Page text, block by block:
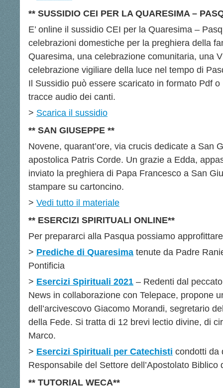
** SUSSIDIO CEI PER LA QUARESIMA –
E’ online il sussidio CEI per la Quaresima –
celebrazioni domestiche per la preghiera della
Quaresima, una celebrazione comunitaria, una
celebrazione vigiliare della luce nel tempo di
Il Sussidio può essere scaricato in formato Pdf
tracce audio dei canti.
> Scarica il sussidio
** SAN GIUSEPPE **
Novene, quarant’ore, via crucis dedicate a San
apostolica Patris Corde. Un grazie a Edda,
inviato la preghiera di Papa Francesco a San
stampare su cartoncino.
> Vedi tutto il materiale
** ESERCIZI SPIRITUALI ONLINE**
Per prepararci alla Pasqua possiamo
> Prediche di Quaresima tenute da Padre
Pontificia
> Esercizi Spirituali 2021 – Redenti dal
News in collaborazione con Telepace, propone
dell’arcivescovo Giacomo Morandi, segretario
della Fede. Si tratta di 12 brevi lectio divine, di
Marco.
> Esercizi Spirituali per Catechisti condotti da
Responsabile del Settore dell’Apostolato Biblico
** TUTORIAL WECA**